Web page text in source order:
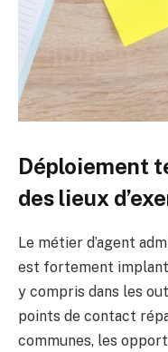
Déploiement
des lieux
Le métier d’agent
est fortement
y compris dans les
points de contact
communes, les